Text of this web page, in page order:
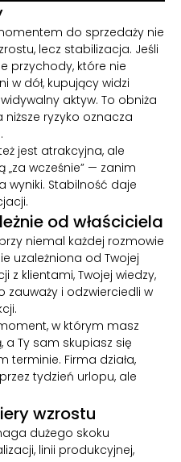
do sprzedaży nie
lecz stabilizacja. Jeśli
przychody, które nie
w dół, kupujący widzi
aktyw. To obniża
ryzyko oznacza
jest atrakcyjna, ale
„za wcześnie” — zanim
wyniki. Stabilność daje
od właściciela
niemal każdej rozmowie
uzależniona od Twojej
z klientami, Twojej wiedzy,
i odzwierciedli w
w którym masz
a Ty sam skupiasz się
terminie. Firma działa,
tydzień urlopu, ale
wzrostu
dużego skoku
linii produkcyjnej,